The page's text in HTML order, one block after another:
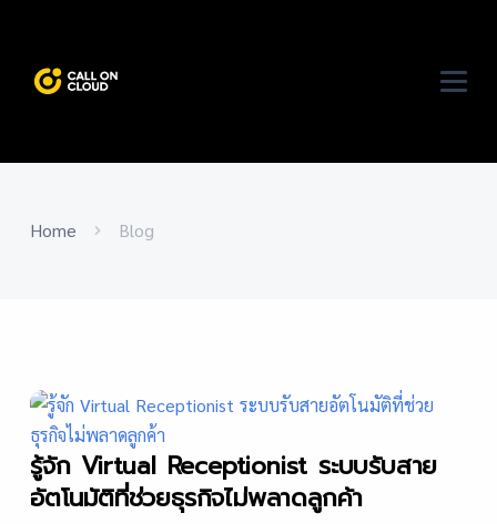
Home Blog
รู้จัก Virtual Receptionist ระบบรับสาย
อัตโนมัติที่ช่วยธุรกิจไม่พลาดลูกค้า